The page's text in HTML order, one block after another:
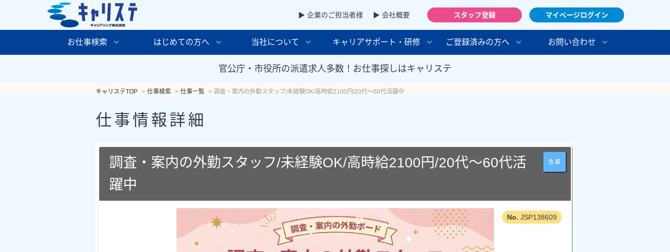
▶ 企業のご担当者様 ▶ 会社概要 スタッフ登録 マイページログイン
お仕事検索 はじめての方へ 当社について キャリアサポート・研修 ご登録済みの方へ お問い合わせ
官公庁・市役所の派遣求人多数！お仕事探しはキャリステ
キャリステTOP 仕事検索 仕事一覧 調査・案内の外勤スタッフ/未経験OK/高時給2100円/20代～60代活躍中
仕事情報詳細
急募
調査・案内の外勤スタッフ/未経験OK/高時給2100円/20代～60代活
躍中
JSP138609